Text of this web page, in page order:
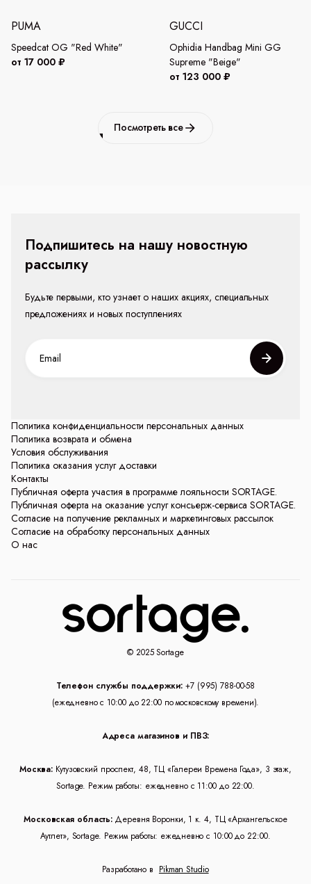
PUMA
Speedcat OG "Red White"
от 17 000 ₽
GUCCI
Ophidia Handbag Mini GG
Supreme "Beige"
от 123 000 ₽
Посмотреть все
Политика конфиденциальности персональных данных
Политика возврата и обмена
Условия обслуживания
Политика оказания услуг доставки
Контакты
Публичная оферта участия в программе лояльности SORTAGE.
Публичная оферта на оказание услуг консьерж-сервиса SORTAGE.
Согласие на получение рекламных и маркетинговых рассылок
Согласие на обработку персональных данных
О нас
Подпишитесь на нашу новостную
рассылку
Будьте первыми, кто узнает о наших акциях, специальных
предложениях и новых поступлениях
© 2025 Sortage
Телефон службы поддержки: +7 (995) 788-00-58
(ежедневно с 10:00 до 22:00 по московскому времени).
Адреса магазинов и ПВЗ:
Москва: Кутузовский проспект, 48, ТЦ «Галереи Времена Года», 3 этаж,
Sortage. Режим работы: ежедневно с 11:00 до 22:00.
Московская область: Деревня Воронки, 1 к. 4, ТЦ «Архангельское
Аутлет», Sortage. Режим работы: ежедневно с 10:00 до 22:00.
Разработано в Pikman Studio